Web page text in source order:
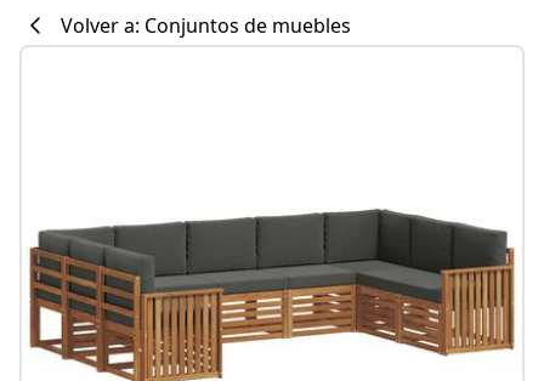
#sharemevidaxl
Volver a: Conjuntos de muebles